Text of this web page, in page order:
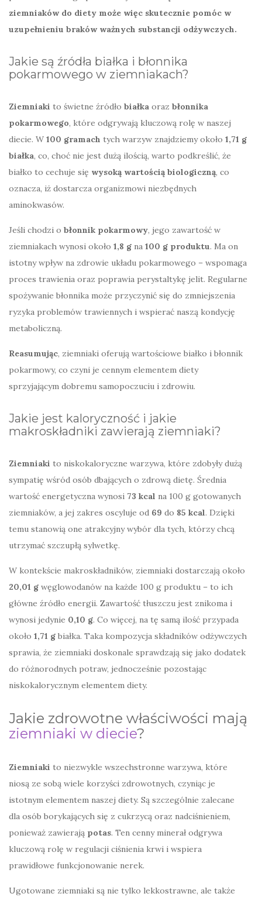
ziemniaków do diety może więc skutecznie pomóc w
uzupełnieniu braków ważnych substancji odżywczych.
Jakie są źródła białka i błonnika
pokarmowego w ziemniakach?
Ziemniaki to świetne źródło białka oraz błonnika
pokarmowego, które odgrywają kluczową rolę w naszej
diecie. W 100 gramach tych warzyw znajdziemy około 1,71 g
białka, co, choć nie jest dużą ilością, warto podkreślić, że
białko to cechuje się wysoką wartością biologiczną, co
oznacza, iż dostarcza organizmowi niezbędnych
aminokwasów.
Jeśli chodzi o błonnik pokarmowy, jego zawartość w
ziemniakach wynosi około 1,8 g na 100 g produktu. Ma on
istotny wpływ na zdrowie układu pokarmowego – wspomaga
proces trawienia oraz poprawia perystaltykę jelit. Regularne
spożywanie błonnika może przyczynić się do zmniejszenia
ryzyka problemów trawiennych i wspierać naszą kondycję
metaboliczną.
Reasumując, ziemniaki oferują wartościowe białko i błonnik
pokarmowy, co czyni je cennym elementem diety
sprzyjającym dobremu samopoczuciu i zdrowiu.
Jakie jest kaloryczność i jakie
makroskładniki zawierają ziemniaki?
Ziemniaki to niskokaloryczne warzywa, które zdobyły dużą
sympatię wśród osób dbających o zdrową dietę. Średnia
wartość energetyczna wynosi 73 kcal na 100 g gotowanych
ziemniaków, a jej zakres oscyluje od 69 do 85 kcal. Dzięki
temu stanowią one atrakcyjny wybór dla tych, którzy chcą
utrzymać szczupłą sylwetkę.
W kontekście makroskładników, ziemniaki dostarczają około
20,01 g węglowodanów na każde 100 g produktu – to ich
główne źródło energii. Zawartość tłuszczu jest znikoma i
wynosi jedynie 0,10 g. Co więcej, na tę samą ilość przypada
około 1,71 g białka. Taka kompozycja składników odżywczych
sprawia, że ziemniaki doskonale sprawdzają się jako dodatek
do różnorodnych potraw, jednocześnie pozostając
niskokalorycznym elementem diety.
Jakie zdrowotne właściwości mają
ziemniaki w diecie?
Ziemniaki to niezwykle wszechstronne warzywa, które
niosą ze sobą wiele korzyści zdrowotnych, czyniąc je
istotnym elementem naszej diety. Są szczególnie zalecane
dla osób borykających się z cukrzycą oraz nadciśnieniem,
ponieważ zawierają potas. Ten cenny minerał odgrywa
kluczową rolę w regulacji ciśnienia krwi i wspiera
prawidłowe funkcjonowanie nerek.
Ugotowane ziemniaki są nie tylko lekkostrawne, ale także